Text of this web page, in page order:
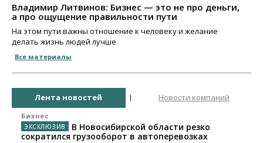
Владимир Литвинов: Бизнес — это не про деньги,
а про ощущение правильности пути
На этом пути важны отношение к человеку и желание
делать жизнь людей лучше
Все материалы
Лента новостей Новости компаний
Бизнес
В Новосибирской области резко
сократился грузооборот в автоперевозках